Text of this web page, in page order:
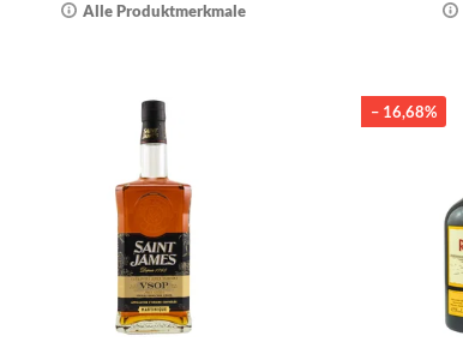
Alle Produktmerkmale
– 16,68%